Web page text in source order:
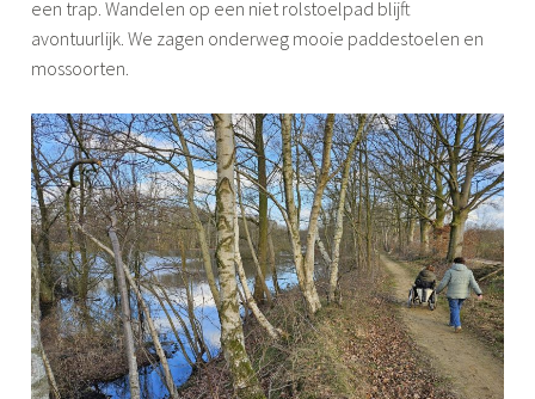
een trap. Wandelen op een niet rolstoelpad blijft
avontuurlijk. We zagen onderweg mooie paddestoelen en
mossoorten.